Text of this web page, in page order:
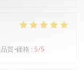
品質-価格 :5/5